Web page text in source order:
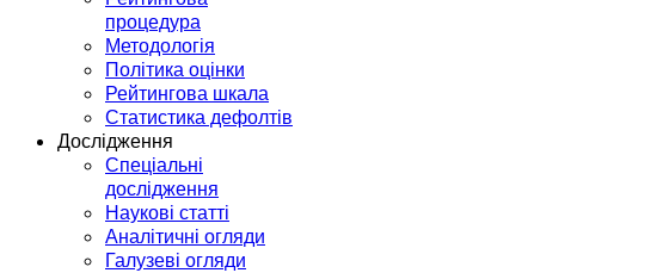
процедура
Методологія
Політика оцінки
Рейтингова шкала
Статистика дефолтів
Дослідження
Спеціальні
дослідження
Наукові статті
Аналітичні огляди
Галузеві огляди